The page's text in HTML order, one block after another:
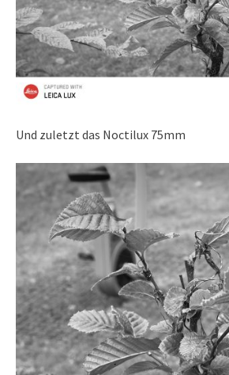
Und zuletzt das Noctilux 75mm